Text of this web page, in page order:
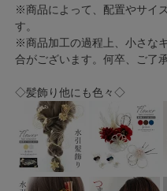
※商品によって、配置やサイ
す。
※商品加工の過程上、小さな
合がございます。何卒、ご了
◇髪飾り他にも色々◇